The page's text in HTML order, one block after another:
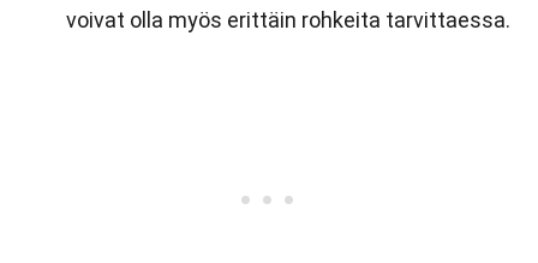
voivat olla myös erittäin rohkeita tarvittaessa.